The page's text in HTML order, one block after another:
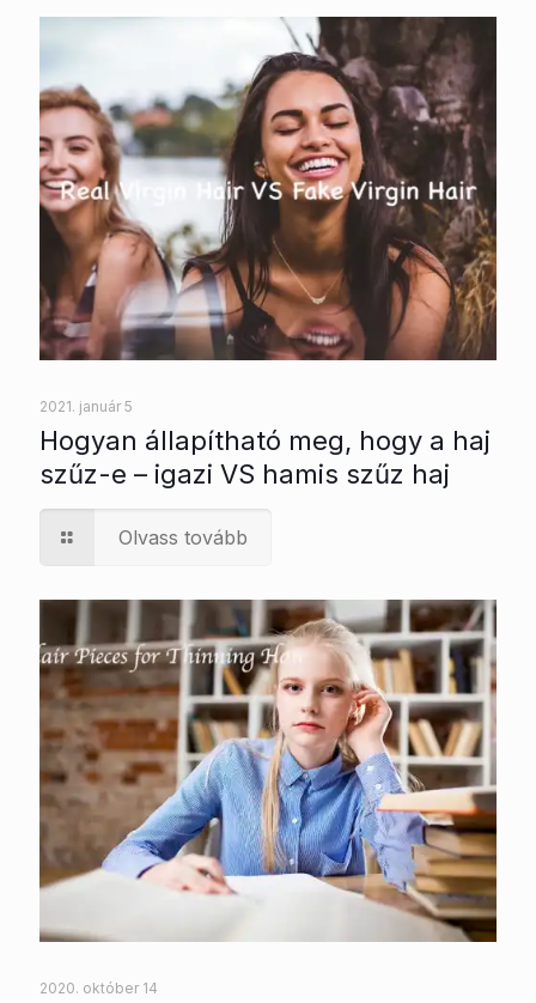
2021. január 5
Hogyan állapítható meg, hogy a haj
szűz-e – igazi VS hamis szűz haj
Olvass tovább
2020. október 14